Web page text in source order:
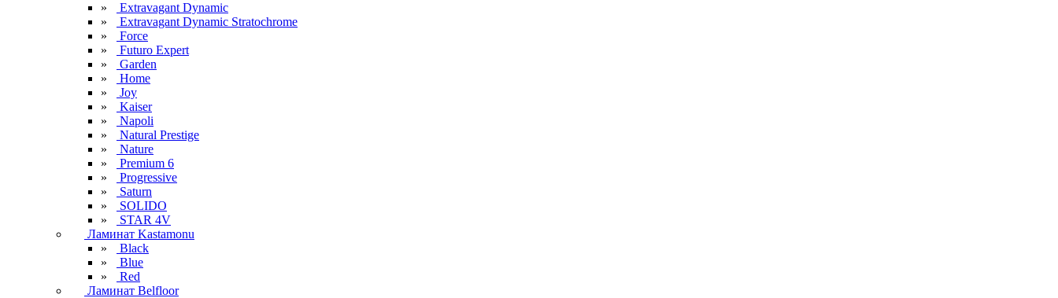
»
Extravagant Dynamic
»
Extravagant Dynamic Stratochrome
»
Force
»
Futuro Expert
»
Garden
»
Home
»
Joy
»
Kaiser
»
Napoli
»
Natural Prestige
»
Nature
»
Premium 6
»
Progressive
»
Saturn
»
SOLIDO
»
STAR 4V
Ламинат Kastamonu
»
Black
»
Blue
»
Red
Ламинат Belfloor